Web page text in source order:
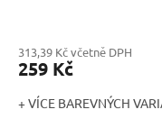
313,39 Kč včetně DPH
259 Kč
+ VÍCE BAREVNÝCH